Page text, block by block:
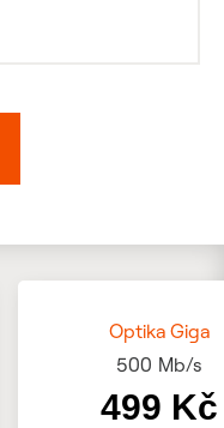
Optika Giga
500 Mb/s
499 Kč